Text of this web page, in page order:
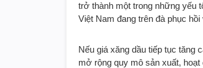
trở thành một trong những yếu
Việt Nam đang trên đà phục
Nếu giá xăng dầu tiếp tục tăng
mở rộng quy mô sản xuất,